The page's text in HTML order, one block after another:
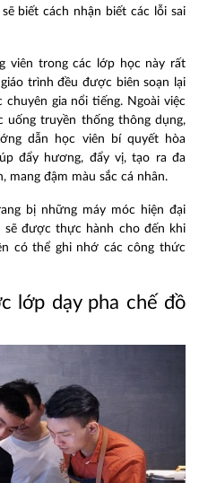
biết cách nhận biết các lỗi sai
viên trong các lớp học này rất
trình đều được biên soạn lại
gia nổi tiếng. Ngoài việc
uống truyền thống thông dụng,
dẫn học viên bí quyết hòa
đẩy hương, đẩy vị, tạo ra đa
mang đậm màu sắc cá nhân.
bị những máy móc hiện đại
sẽ được thực hành cho đến khi
có thể ghi nhớ các công thức
lớp dạy pha chế đồ